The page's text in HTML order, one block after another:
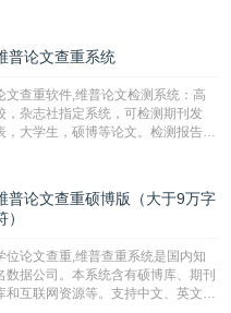
普论文查重系统
文查重软件,维普论文检测系统：高
，杂志社指定系统，可检测期刊发
，大学生，硕博等论文。检测报告支
普论文查重硕博版（大于9万字
）
位论文查重,维普查重系统是国内知
数据公司。本系统含有硕博库、期刊
和互联网资源等。支持中文、英文、